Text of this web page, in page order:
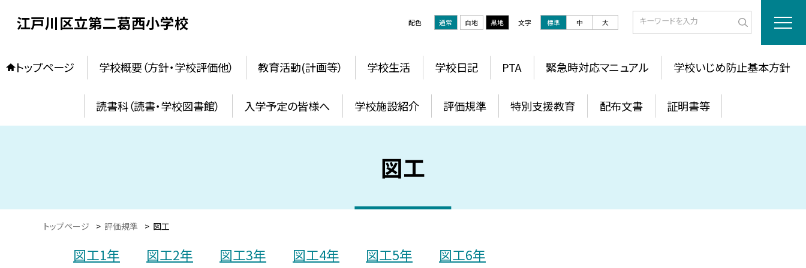
江戸川区立第二葛西小学校 配色 通常 白地 黒地 文字 標準 中 大
トップページ 学校概要（方針・学校評価他） 教育活動(計画等） 学校生活 学校日記 PTA 緊急時対応マニュアル 学校いじめ防止基本方針
読書科（読書・学校図書館） 入学予定の皆様へ 学校施設紹介 評価規準 特別支援教育 配布文書 証明書等
図工
トップページ > 評価規準 > 図工
図工1年 図工2年 図工3年 図工4年 図工5年 図工6年